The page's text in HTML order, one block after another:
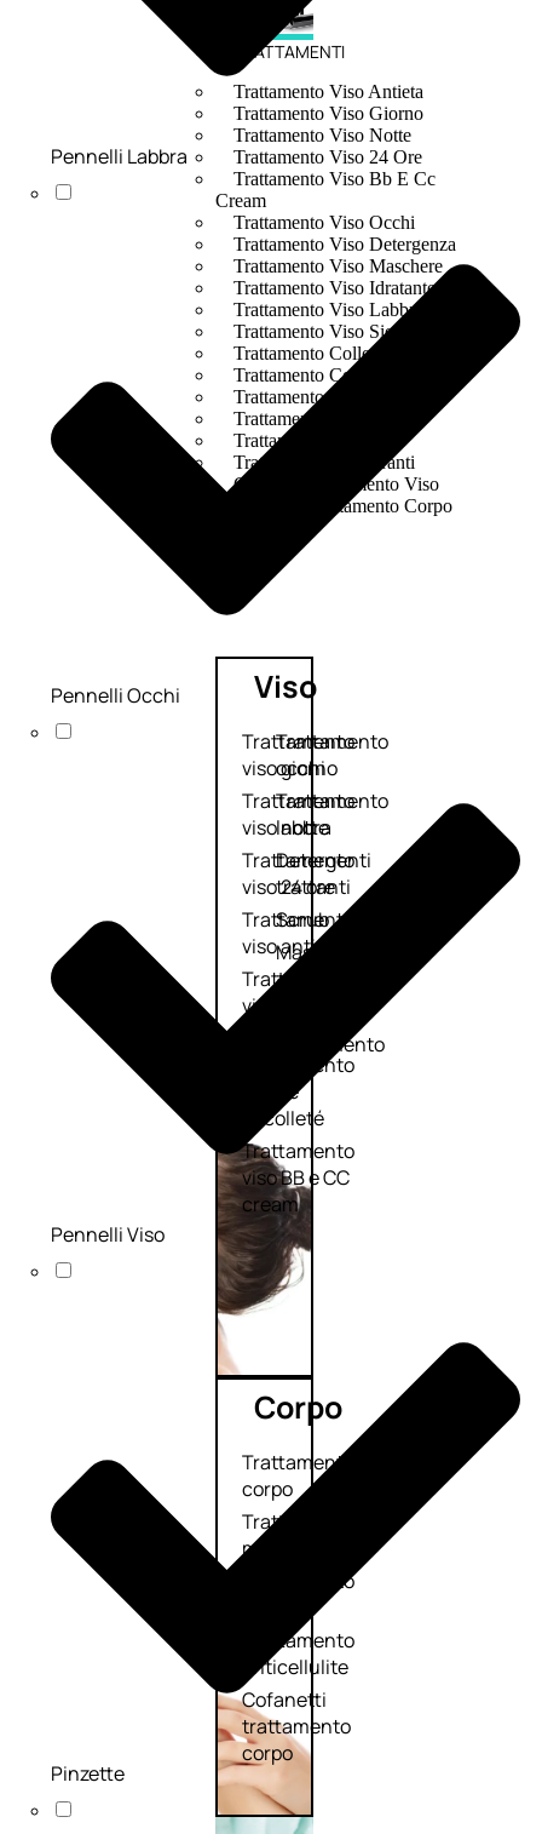
TRATTAMENTI
Trattamento Viso Antieta
Trattamento Viso Giorno
Trattamento Viso Notte
Trattamento Viso 24 Ore
Trattamento Viso Bb E Cc
Cream
Trattamento Viso Occhi
Trattamento Viso Detergenza
Trattamento Viso Maschere
Trattamento Viso Idratante
Trattamento Viso Labbra
Trattamento Viso Sieri
Trattamento Collo e Decolleté
Trattamento Corpo
Trattamento Anticellulite
Trattamento Mani e Piedi
Trattamento Unghie
Trattamento Deodoranti
Cofanetti Trattamento Viso
Cofanetti Trattamento Corpo
Viso
Trattamento
viso giorno
Trattamento
viso notte
Trattamento
viso 24 ore
Trattamento
viso antietà
Trattamento
viso
Trattamento
collo e
décolleté
Trattamento
viso BB e CC
cream
Trattamento
occhi
Trattamento
labbra
Detergenti
trattanti
Scrub
Maschere
Sieri
trattamento
Corpo
Trattamento
corpo
Trattamento
mani e piedi
Trattamento
Trattamento
anticellulite
Cofanetti
trattamento
corpo
Pennelli Labbra
Pennelli Occhi
Pennelli Viso
Pinzette